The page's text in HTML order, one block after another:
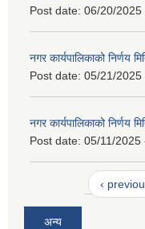
Post date: 06/20/2025
नगर कार्यपालिकाको निर्णय
Post date: 05/21/2025
नगर कार्यपालिकाको निर्णय
Post date: 05/11/2025
‹
अन्य